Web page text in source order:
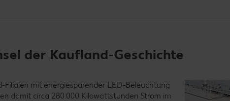
der Kaufland-Geschichte
Filialen mit energiesparender LED-Beleuchtung
damit circa 280.000 Kilowattstunden Strom im